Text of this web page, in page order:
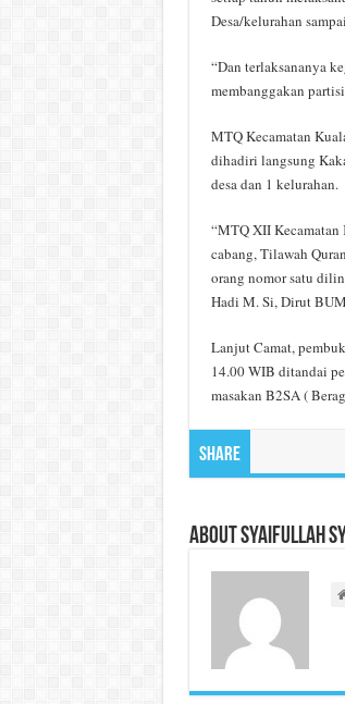
Desa/kelurahan
“Dan terlaksananya
membanggakan
MTQ Kecamatan
dihadiri langsung
desa dan 1 kelurahan.
“MTQ XII Kecamatan
cabang, Tilawah
orang nomor satu
Hadi M. Si, Dirut
Lanjut Camat,
14.00 WIB ditandai
masakan B2SA (
Share
About Syaifullah